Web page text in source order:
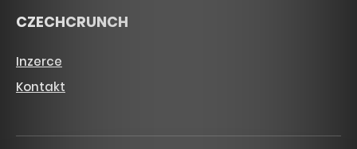
CZECHCRUNCH
Inzerce
Kontakt